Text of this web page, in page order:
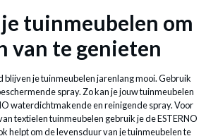
tuinmeubelen om
van te genieten
blijven je tuinmeubelen jarenlang mooi. Gebruik
spray. Zo kan je jouw tuinmeubelen
waterdichtmakende en reinigende spray. Voor
textielen tuinmeubelen gebruik je de ESTERNO
helpt om de levensduur van je tuinmeubelen te